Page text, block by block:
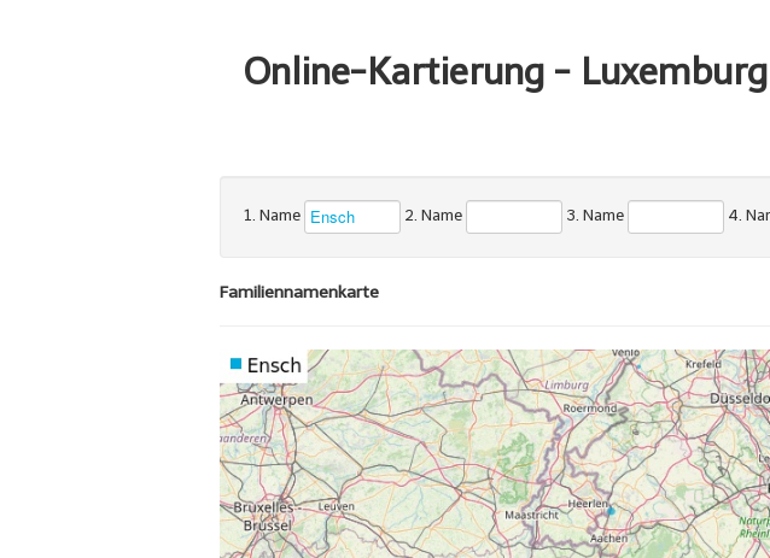
Online-Kartierung -
1. Name 2. Name 3. Name 4.
Familiennamenkarte